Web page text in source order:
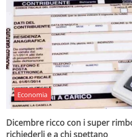
Economia
Dicembre ricco con i super
richiederli e a chi spettano